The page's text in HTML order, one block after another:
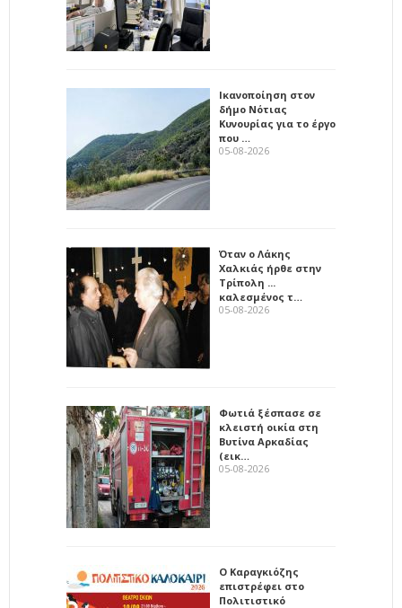
Ικανοποίηση στον
δήμο Νότιας
Κυνουρίας για το έργο
που …
05-08-2026
Όταν ο Λάκης
Χαλκιάς ήρθε στην
Τρίπολη ...
καλεσμένος τ…
05-08-2026
Φωτιά ξέσπασε σε
κλειστή οικία στη
Βυτίνα Αρκαδίας
(εικ…
05-08-2026
Ο Καραγκιόζης
επιστρέφει στο
Πολιτιστικό